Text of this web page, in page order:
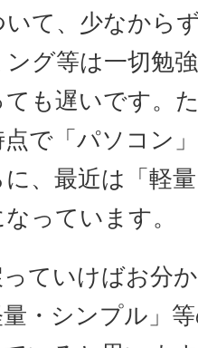
て、少なから
ング等は一切勉
も遅いです。
で「パソコン
、最近は「軽
っています。
ていけばお分
・シンプル」